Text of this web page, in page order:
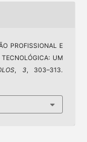
PROFISSIONAL E
TECNOLÓGICA: UM
, 3, 303–313.